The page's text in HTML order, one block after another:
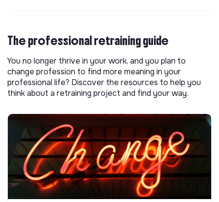
The professional retraining guide
You no longer thrive in your work, and you plan to
change profession to find more meaning in your
professional life? Discover the resources to help you
think about a retraining project and find your way.